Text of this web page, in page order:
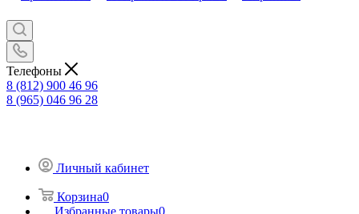
Телефоны
8 (812) 900 46 96
8 (965) 046 96 28
Личный кабинет
Корзина0
Избранные товары0